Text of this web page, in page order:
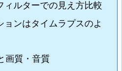
ィルターでの見え方比較
ョンはタイムラプスのよ
画質・音質